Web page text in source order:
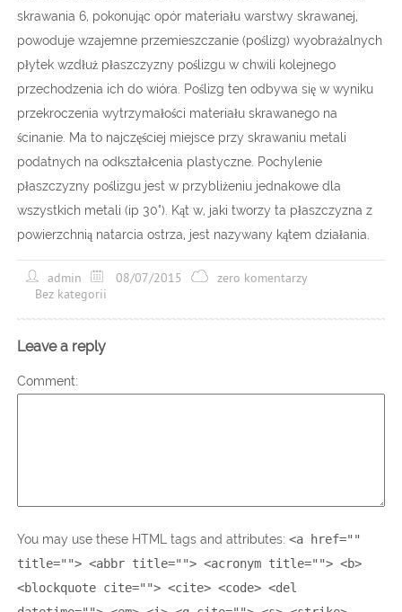
skrawania 6, pokonując opór materiału warstwy skrawanej,
powoduje wzajemne przemieszczanie (poślizg) wyobrażalnych
płytek wzdłuż płaszczyzny poślizgu w chwili kolejnego
przechodzenia ich do wióra. Poślizg ten odbywa się w wyniku
przekroczenia wytrzymałości materiału skrawanego na
ścinanie. Ma to najczęściej miejsce przy skrawaniu metali
podatnych na odkształcenia plastyczne. Pochylenie
płaszczyzny poślizgu jest w przybliżeniu jednakowe dla
wszystkich metali (ip 30°). Kąt w, jaki tworzy ta płaszczyzna z
powierzchnią natarcia ostrza, jest nazywany kątem działania.
admin 08/07/2015
zero komentarzy
Bez kategorii
Leave a reply
Comment
You may use these HTML tags and attributes: <a href=""
title=""> <abbr title=""> <acronym title=""> <b>
<blockquote cite=""> <cite> <code> <del